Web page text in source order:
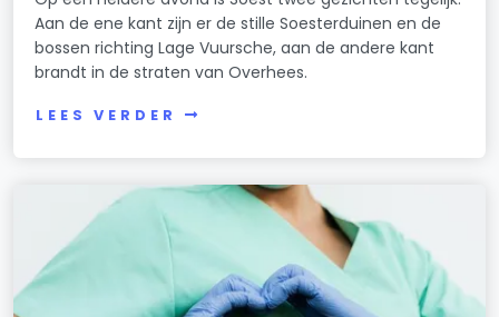
Aan de ene kant zijn er de stille Soesterduinen en de
bossen richting Lage Vuursche, aan de andere kant
brandt in de straten van Overhees.
LEES VERDER